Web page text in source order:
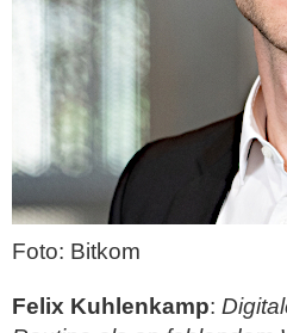
Foto: Bitkom
Felix Kuhlenkamp: